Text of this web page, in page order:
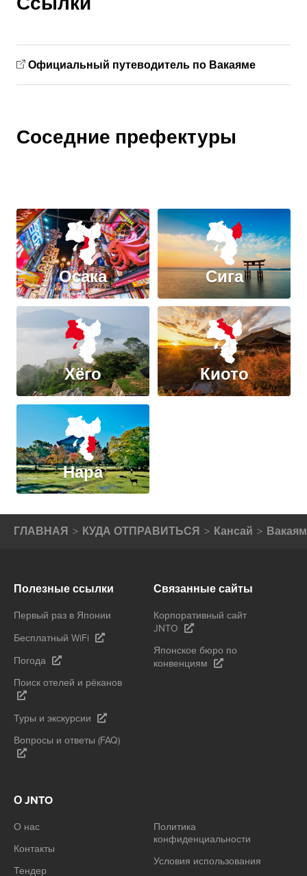
Официальный путеводитель по Вакаяме
Соседние префектуры
Осака Сига
Хёго Киото
Нара
ГЛАВНАЯ КУДА ОТПРАВИТЬСЯ Кансай
Полезные ссылки
Первый раз в Японии
Бесплатный WiFi
Погода
Поиск отелей и рёканов
Туры и экскурсии
Вопросы и ответы (FAQ)
Связанные сайты
Корпоративный сайт
JNTO
Японское бюро по
конвенциям
О JNTO
О нас
Контакты
Тендер
Политика
конфиденциальности
Условия использования